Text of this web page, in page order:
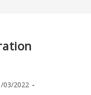
03/2022